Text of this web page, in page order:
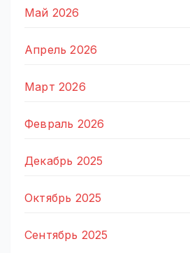
Май 2026
Апрель 2026
Март 2026
Февраль 2026
Декабрь 2025
Октябрь 2025
Сентябрь 2025